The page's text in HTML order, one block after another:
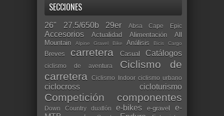
SECCIONES
26" 27.5/650b 29er Absa Cape Epic
Accesorios Actualidad Alimentación
All
Mountain
Alpine Gravel Bike Análisis Bicis Cargo
Breves carretera Casual Catálogos
ciclismo de aventura
Ciclismo de
carretera
Ciclismo Indoor ciclismo urbano
ciclocross cicloturismo
Competición componentes
Down Country duatlón e-bikes e-gravel
e-